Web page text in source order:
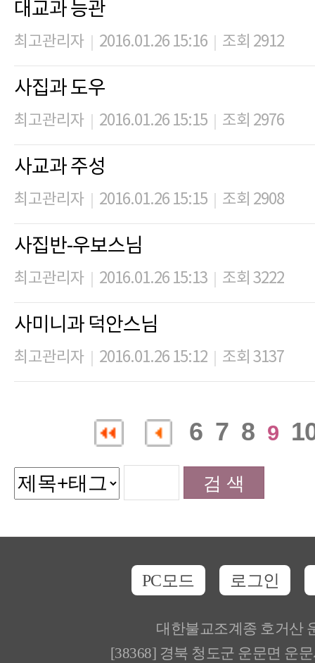
대교과 능관
최고관리자 2016.01.26 15:16 조회 2912
사집과 도우
최고관리자 2016.01.26 15:15 조회 2976
사교과 주성
최고관리자 2016.01.26 15:15 조회 2908
사집반-우보스님
최고관리자 2016.01.26 15:13 조회 3222
사미니과 덕안스님
최고관리자 2016.01.26 15:12 조회 3137
6 7 8 9
PC모드 로그인
대한불교조계종 호거산
[38368] 경북 청도군 운문면 운